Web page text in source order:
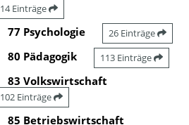
14 Einträge
77 Psychologie 26 Einträge
80 Pädagogik 113 Einträge
83 Volkswirtschaft
102 Einträge
85 Betriebswirtschaft